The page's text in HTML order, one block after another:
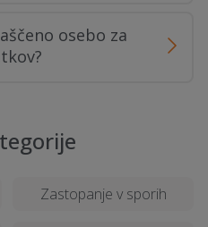
osebo za
Zastopanje v sporih